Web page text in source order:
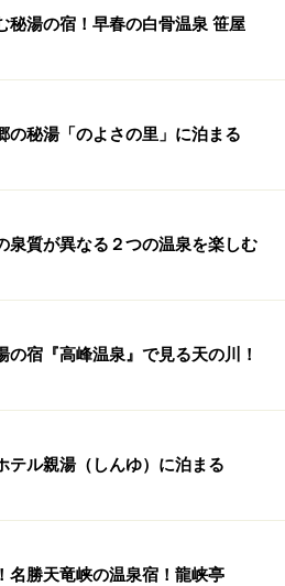
秘湯の宿！早春の白骨温泉 笹屋
の秘湯「のよさの里」に泊まる
泉質が異なる２つの温泉を楽しむ
の宿『高峰温泉』で見る天の川！
テル親湯（しんゆ）に泊まる
名勝天竜峡の温泉宿！龍峡亭